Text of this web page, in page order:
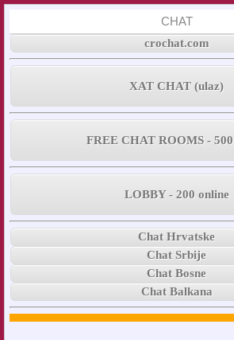
CHAT
crochat.com
XAT CHAT (ulaz)
FREE CHAT ROOMS -
LOBBY - 200 online
Chat Hrvatske
Chat Srbije
Chat Bosne
Chat Balkana